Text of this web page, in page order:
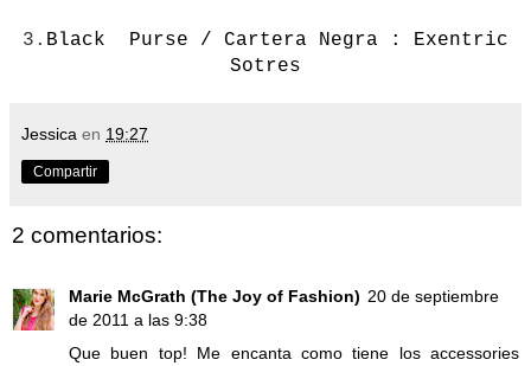
3. Black Purse / Cartera Negra : Exentric
Sotres
Jessica en 19:27
Compartir
2 comentarios:
Marie McGrath (The Joy of Fashion) 20 de septiembre
de 2011 a las 9:38
Que buen top! Me encanta como tiene los accessories